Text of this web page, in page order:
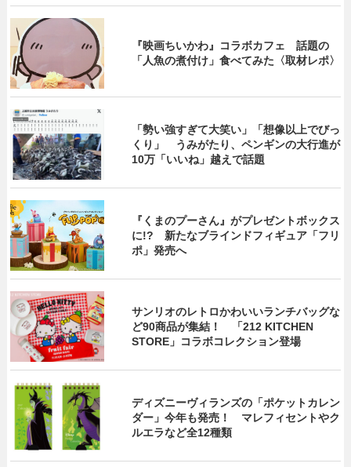
『映画ちいかわ』コラボカフェ 話題の
「人魚の煮付け」食べてみた〈取材レポ〉
「勢い強すぎて大笑い」「想像以上でびっ
くり」 うみがたり、ペンギンの大行進が
10万「いいね」越えで話題
『くまのプーさん』がプレゼントボックス
に!? 新たなブラインドフィギュア「フリ
ポ」発売へ
サンリオのレトロかわいいランチバッグな
ど90商品が集結！ 「212 KITCHEN
STORE」コラボコレクション登場
ディズニーヴィランズの「ポケットカレン
ダー」今年も発売！ マレフィセントやク
ルエラなど全12種類